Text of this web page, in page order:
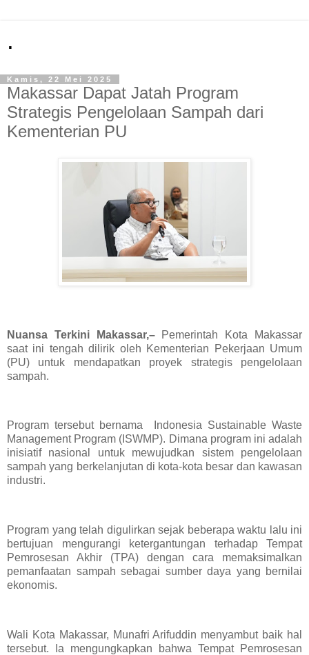
.
Kamis, 22 Mei 2025
Makassar Dapat Jatah Program
Strategis Pengelolaan Sampah dari
Kementerian PU
Nuansa Terkini Makassar,– Pemerintah Kota Makassar
saat ini tengah dilirik oleh Kementerian Pekerjaan Umum
(PU) untuk mendapatkan proyek strategis pengelolaan
sampah.
Program tersebut bernama Indonesia Sustainable Waste
Management Program (ISWMP). Dimana program ini adalah
inisiatif nasional untuk mewujudkan sistem pengelolaan
sampah yang berkelanjutan di kota-kota besar dan kawasan
industri.
Program yang telah digulirkan sejak beberapa waktu lalu ini
bertujuan mengurangi ketergantungan terhadap Tempat
Pemrosesan Akhir (TPA) dengan cara memaksimalkan
pemanfaatan sampah sebagai sumber daya yang bernilai
ekonomis.
Wali Kota Makassar, Munafri Arifuddin menyambut baik hal
tersebut. Ia mengungkapkan bahwa Tempat Pemrosesan